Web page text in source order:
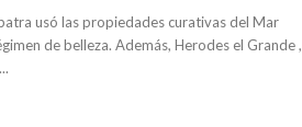
usó las propiedades curativas del Mar
de belleza. Además, Herodes el Grande ,